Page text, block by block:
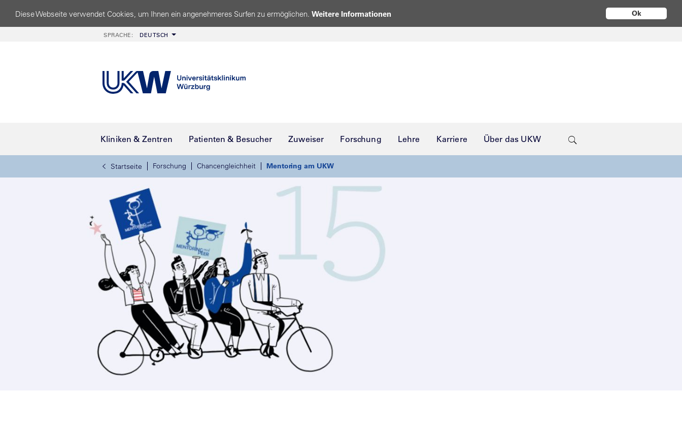
Ok
Diese Webseite verwendet Cookies, um Ihnen ein angenehmeres Surfen zu ermöglichen. Weitere Informationen
SPRACHE: DEUTSCH
Kliniken & Zentren Patienten & Besucher Zuweiser Forschung Lehre Karriere Über das UKW
Startseite Forschung Chancengleichheit Mentoring am UKW